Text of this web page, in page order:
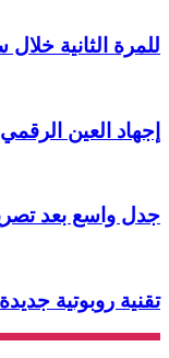
للمرة الثانية خلال
إجهاد العين
جدل واسع بعد
تقنية روبوتية